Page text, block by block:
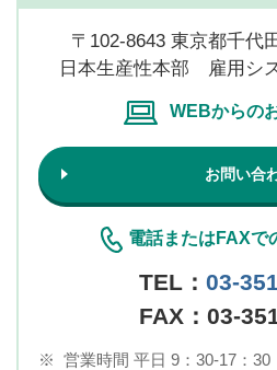
〒102-8643 東京都千代
日本生産性本部 雇用シ
WEBからの
お問い合
電話またはFAXで
TEL： 03-
FAX：03-
※ 営業時間 平日 9：30-17：30